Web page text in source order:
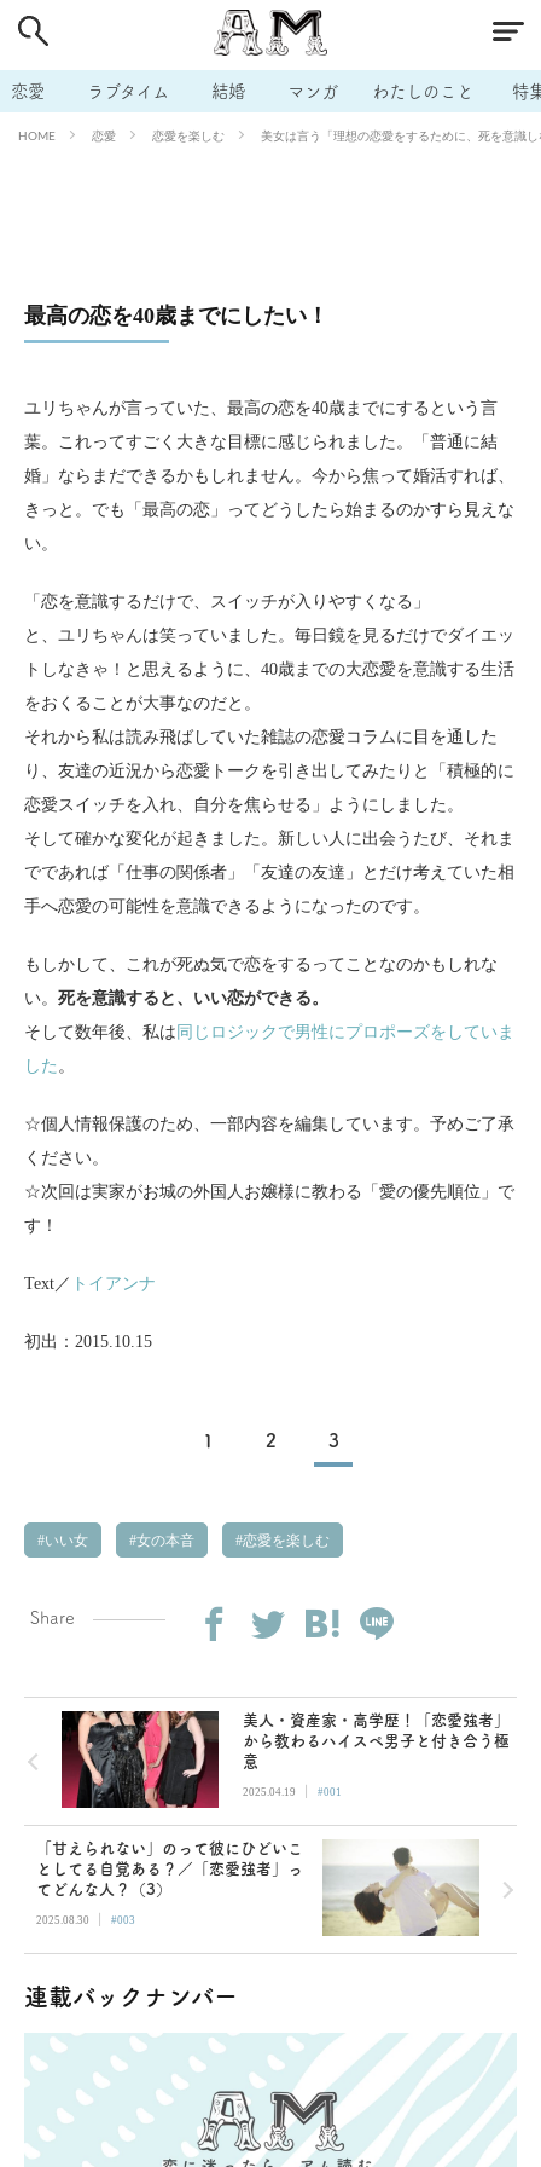
恋愛 ラブタイム 結婚 マンガ わたしのこと 特
HOME 恋愛 恋愛を楽しむ 美女は言う「理想の恋愛をするために、死を意識
最高の恋を40歳までにしたい！
ユリちゃんが言っていた、最高の恋を40歳までにするという言
葉。これってすごく大きな目標に感じられました。「普通に結
婚」ならまだできるかもしれません。今から焦って婚活すれば、
きっと。でも「最高の恋」ってどうしたら始まるのかすら見えな
い。
「恋を意識するだけで、スイッチが入りやすくなる」
と、ユリちゃんは笑っていました。毎日鏡を見るだけでダイエッ
トしなきゃ！と思えるように、40歳までの大恋愛を意識する生活
をおくることが大事なのだと。
それから私は読み飛ばしていた雑誌の恋愛コラムに目を通した
り、友達の近況から恋愛トークを引き出してみたりと「積極的に
恋愛スイッチを入れ、自分を焦らせる」ようにしました。
そして確かな変化が起きました。新しい人に出会うたび、それま
でであれば「仕事の関係者」「友達の友達」とだけ考えていた相
手へ恋愛の可能性を意識できるようになったのです。
もしかして、これが死ぬ気で恋をするってことなのかもしれな
い。 死を意識すると、いい恋ができる。
そして数年後、私は 同じロジックで男性にプロポーズをしていま
した 。
☆個人情報保護のため、一部内容を編集しています。予めご了承
ください。
☆次回は実家がお城の外国人お嬢様に教わる「愛の優先順位」で
す！
Text／ トイアンナ
初出：2015.10.15
1 2 3
いい女 女の本音 恋愛を楽しむ
Share
美人・資産家・高学歴！「恋愛強者」
から教わるハイスペ男子と付き合う極
意
2025.04.19 | #001
「甘えられない」のって彼にひどいこ
としてる自覚ある？／「恋愛強者」っ
てどんな人？（3）
2025.08.30 | #003
連載バックナンバー
# 男の本音 # セフレ
# 不倫 # 出会う方法 # マッチングアプリ
# ラブグッズ # 体の相性 # イケない